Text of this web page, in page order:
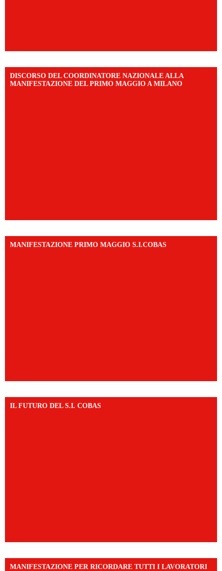
DISCORSO DEL COORDINATORE NAZIONALE ALLA
MANIFESTAZIONE DEL PRIMO MAGGIO A MILANO
MANIFESTAZIONE PRIMO MAGGIO S.I.COBAS
IL FUTURO DEL S.I. COBAS
MANIFESTAZIONE PER RICORDARE TUTTI I LAVORATORI